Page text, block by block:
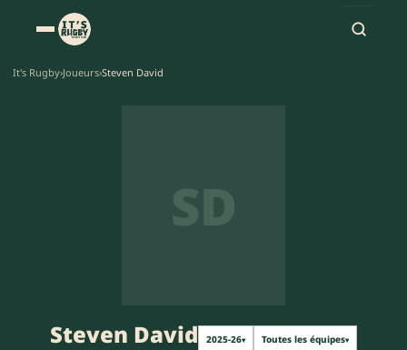
It's Rugby›Joueurs›Steven David
SD
Steven David 2025-26▾ Toutes les équipes▾